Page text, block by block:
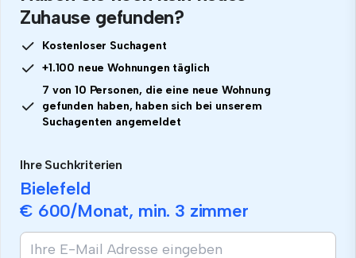
Zuhause gefunden?
Kostenloser Suchagent
+1.100 neue Wohnungen täglich
7 von 10 Personen, die eine neue Wohnung
gefunden haben, haben sich bei unserem
Suchagenten angemeldet
Ihre Suchkriterien
Bielefeld
€ 600/Monat, min. 3 zimmer